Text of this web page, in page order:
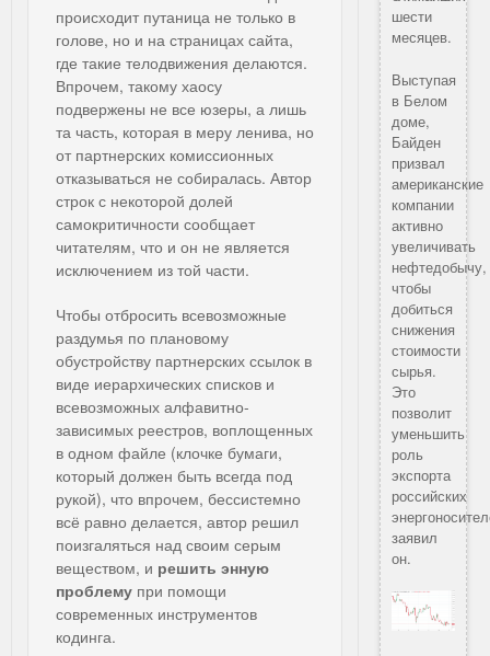
происходит путаница не только в
голове, но и на страницах сайта,
где такие телодвижения делаются.
Впрочем, такому хаосу
подвержены не все юзеры, а лишь
та часть, которая в меру ленива, но
от партнерских комиссионных
отказываться не собиралась. Автор
строк с некоторой долей
самокритичности сообщает
читателям, что и он не является
исключением из той части.
Чтобы отбросить всевозможные
раздумья по плановому
обустройству партнерских ссылок в
виде иерархических списков и
всевозможных алфавитно-
зависимых реестров, воплощенных
в одном файле (клочке бумаги,
который должен быть всегда под
рукой), что впрочем, бессистемно
всё равно делается, автор решил
поизгаляться над своим серым
веществом, и решить энную
проблему при помощи
современных инструментов
кодинга.
шести
месяцев.
Выступая
в Белом
доме,
Байден
призвал
американские
компании
активно
увеличивать
нефтедобычу,
чтобы
добиться
снижения
стоимости
сырья.
Это
позволит
уменьшить
роль
экспорта
российских
заявил
он.